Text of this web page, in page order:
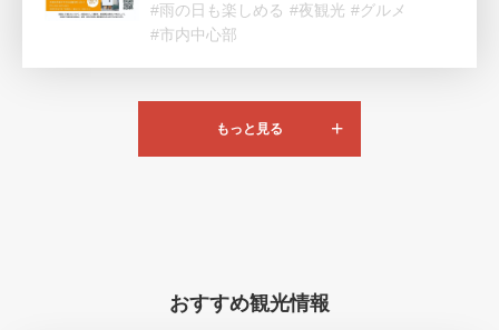
#雨の日も楽しめる #夜観光 #グルメ
#市内中心部
もっと見る
おすすめ観光情報